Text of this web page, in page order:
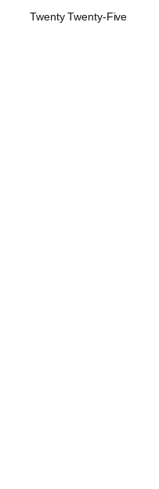
Twenty Twenty-Five